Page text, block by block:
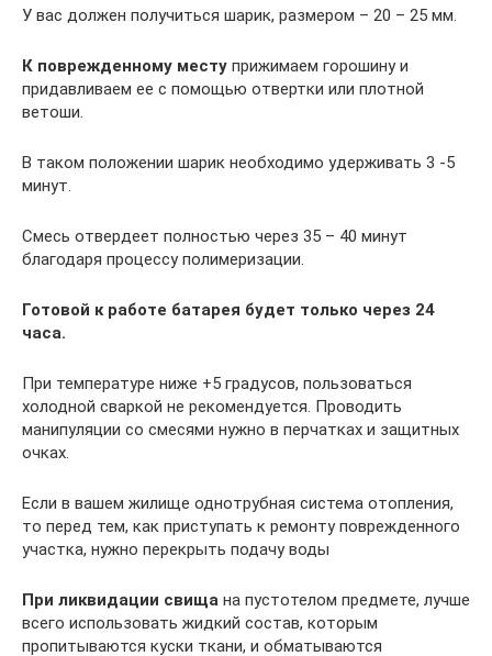
У вас должен получиться шарик, размером – 20 – 25 мм.
К поврежденному месту прижимаем горошину и
придавливаем ее с помощью отвертки или плотной
ветоши.
В таком положении шарик необходимо удерживать 3 -5
минут.
Смесь отвердеет полностью через 35 – 40 минут
благодаря процессу полимеризации.
Готовой к работе батарея будет только через 24
часа.
При температуре ниже +5 градусов, пользоваться
холодной сваркой не рекомендуется. Проводить
манипуляции со смесями нужно в перчатках и защитных
очках.
Если в вашем жилище однотрубная система отопления,
то перед тем, как приступать к ремонту поврежденного
участка, нужно перекрыть подачу воды
При ликвидации свища на пустотелом предмете, лучше
всего использовать жидкий состав, которым
пропитываются куски ткани, и обматываются